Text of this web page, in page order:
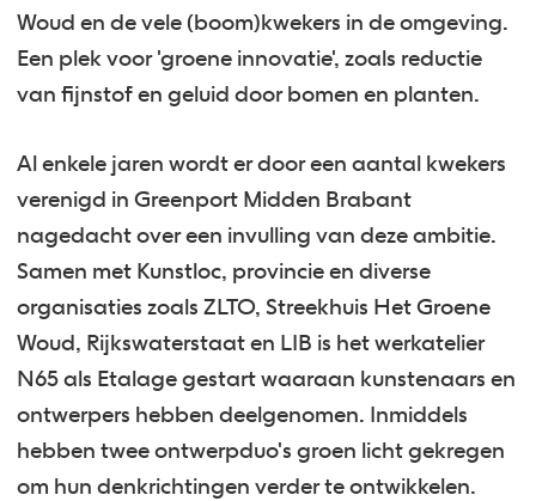
Woud en de vele (boom)kwekers in de omgeving.
Een plek voor 'groene innovatie', zoals reductie
van fijnstof en geluid door bomen en planten.
Al enkele jaren wordt er door een aantal kwekers
verenigd in Greenport Midden Brabant
nagedacht over een invulling van deze ambitie.
Samen met Kunstloc, provincie en diverse
organisaties zoals ZLTO, Streekhuis Het Groene
Woud, Rijkswaterstaat en LIB is het werkatelier
N65 als Etalage gestart waaraan kunstenaars en
ontwerpers hebben deelgenomen. Inmiddels
hebben twee ontwerpduo's groen licht gekregen
om hun denkrichtingen verder te ontwikkelen.